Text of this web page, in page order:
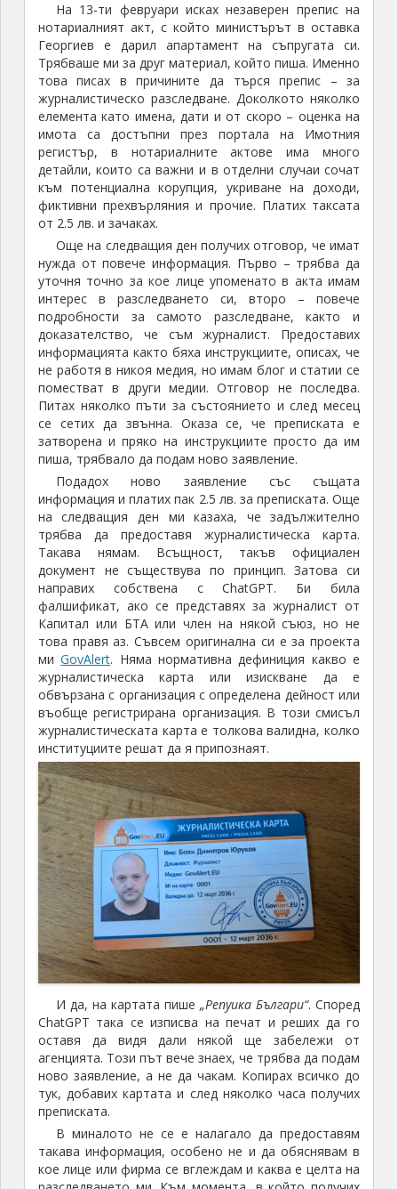
На 13-ти февруари исках незаверен препис на
нотариалният акт, с който министърът в оставка
Георгиев е дарил апартамент на съпругата си.
Трябваше ми за друг материал, който пиша. Именно
това писах в причините да търся препис – за
журналистическо разследване. Доколкото няколко
елемента като имена, дати и от скоро – оценка на
имота са достъпни през портала на Имотния
регистър, в нотариалните актове има много
детайли, които са важни и в отделни случаи сочат
към потенциална корупция, укриване на доходи,
фиктивни прехвърляния и прочие. Платих таксата
от 2.5 лв. и зачаках.
Още на следващия ден получих отговор, че имат
нужда от повече информация. Първо – трябва да
уточня точно за кое лице упоменато в акта имам
интерес в разследването си, второ – повече
подробности за самото разследване, както и
доказателство, че съм журналист. Предоставих
информацията както бяха инструкциите, описах, че
не работя в никоя медия, но имам блог и статии се
поместват в други медии. Отговор не последва.
Питах няколко пъти за състоянието и след месец
се сетих да звънна. Оказа се, че преписката е
затворена и пряко на инструкциите просто да им
пиша, трябвало да подам ново заявление.
Подадох ново заявление със същата
информация и платих пак 2.5 лв. за преписката. Още
на следващия ден ми казаха, че задължително
трябва да предоставя журналистическа карта.
Такава нямам. Всъщност, такъв официален
документ не съществува по принцип. Затова си
направих собствена с ChatGPT. Би била
фалшификат, ако се представях за журналист от
Капитал или БТА или член на някой съюз, но не
това правя аз. Съвсем оригинална си е за проекта
миGovAlert. Няма нормативна дефиниция какво е
журналистическа карта или изискване да е
обвързана с организация с определена дейност или
въобще регистрирана организация. В този смисъл
журналистическата карта е толкова валидна, колко
институциите решат да я припознаят.
И да, на картата пише„Репуика Българи“. Според
ChatGPT така се изписва на печат и реших да го
оставя да видя дали някой ще забележи от
агенцията. Този път вече знаех, че трябва да подам
ново заявление, а не да чакам. Копирах всичко до
тук, добавих картата и след няколко часа получих
преписката.
В миналото не се е налагало да предоставям
такава информация, особено не и да обяснявам в
кое лице или фирма се вглеждам и каква е целта на